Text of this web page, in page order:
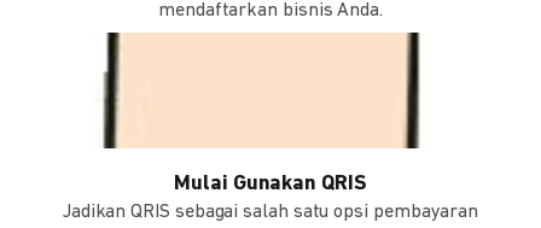
mendaftarkan bisnis Anda.
Mulai Gunakan QRIS
Jadikan QRIS sebagai salah satu opsi pembayaran